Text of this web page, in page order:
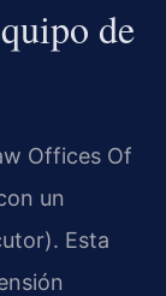
de
Offices Of
un
Esta